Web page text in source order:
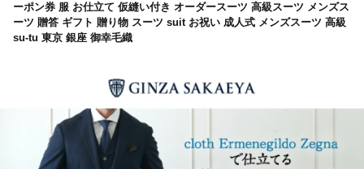
ーポン券 服 お仕立て 仮縫い付き オーダースーツ 高級スーツ メンズス
ーツ 贈答 ギフト 贈り物 スーツ suit お祝い 成人式 メンズスーツ 高級
su-tu 東京 銀座 御幸毛織